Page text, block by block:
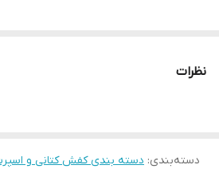
نظرات
دسته‌بندی: دسته بندی کفش کتانی و